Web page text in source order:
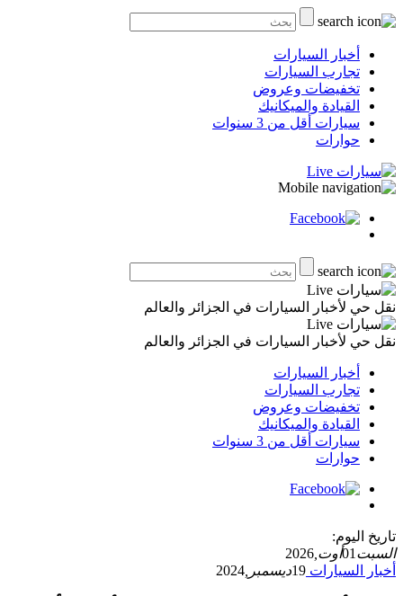
أخبار السيارات
تجارب السيارات
تخفيضات وعروض
القيادة والميكانيك
سيارات أقل من 3 سنوات
حوارات
نقل حي لأخبار السيارات في الجزائر والعالم
نقل حي لأخبار السيارات في الجزائر والعالم
أخبار السيارات
تجارب السيارات
تخفيضات وعروض
القيادة والميكانيك
سيارات أقل من 3 سنوات
حوارات
تاريخ اليوم:
السبت 01أوت, 2026
أخبار السيارات 19ديسمبر, 2024